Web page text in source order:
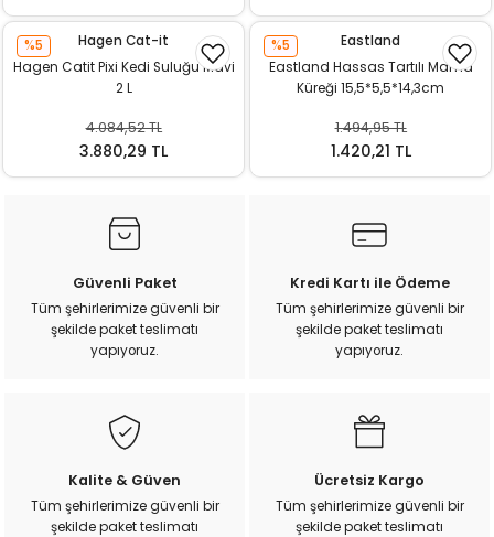
%5
Hagen Cat-it
Hagen Catit Pixi Kedi Suluğu Mavi
2 L
4.084,52 TL
3.880,29 TL
%5
Eastland
Eastland Hassas Tartılı Mama
Küreği 15,5*5,5*14,3cm
1.494,95 TL
1.420,21 TL
Güvenli Paket
Tüm şehirlerimize güvenli bir
şekilde paket teslimatı
yapıyoruz.
Kredi Kartı ile Ödeme
Tüm şehirlerimize güvenli bir
şekilde paket teslimatı
yapıyoruz.
Kalite & Güven
Tüm şehirlerimize güvenli bir
şekilde paket teslimatı
Ücretsiz Kargo
Tüm şehirlerimize güvenli bir
şekilde paket teslimatı